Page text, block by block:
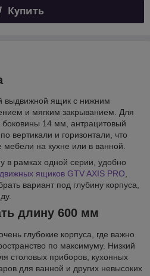
Купить
выдвижной ящик с нижним
и мягким закрыванием. Для
боковины 14 мм, антрацитовый
вертикали и горизонтали, что
мебели на кухне или в ванной.
в рамках одной серии, удобно
ящиков GTV AXIS PRO,
вариант под глубину корпуса,
длину 600 мм
глубокие корпуса, где важно
по максимуму. Низкий
столовых приборов, кухонных
для ванной и других невысоких